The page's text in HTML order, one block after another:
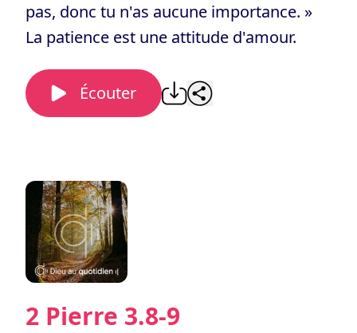
pas, donc tu n'as aucune importance. »
La patience est une attitude d'amour.
Écouter
2 Pierre 3.8-9